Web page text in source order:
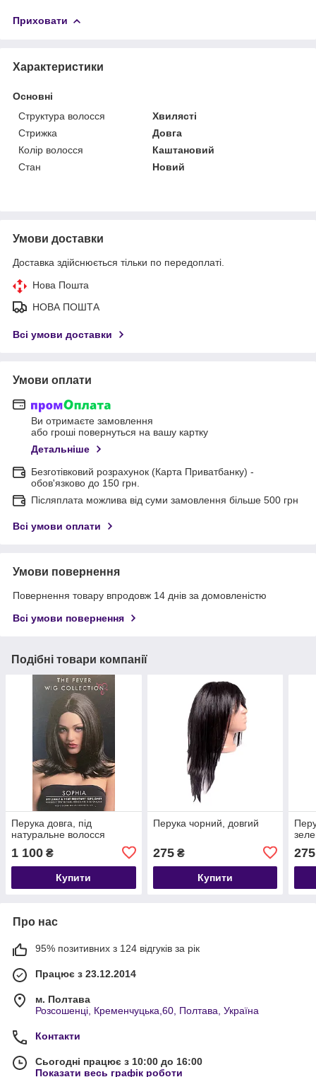
Приховати
Характеристики
Основні
Структура волосся
Хвилясті
Стрижка
Довга
Колір волосся
Каштановий
Стан
Новий
Умови доставки
Доставка здійснюється тільки по передоплаті.
Нова Пошта
НОВА ПОШТА
Всі умови доставки
Умови оплати
Ви отримаєте замовлення
або гроші повернуться на вашу картку
Детальніше
Безготівковий розрахунок (Карта Приватбанку) -
обов'язково до 150 грн.
Післяплата можлива від суми замовлення більше 500 грн
Всі умови оплати
Умови повернення
Повернення товару впродовж 14 днів за домовленістю
Всі умови повернення
Подібні товари компанії
Перука довга, під
натуральне волосся
1 100 ₴
Купити
Перука чорний, довгий
275₴
Купити
275
Про нас
95% позитивних з 124 відгуків за рік
Працює з 23.12.2014
м. Полтава
Розсошенці, Кременчуцька,60, Полтава, Україна
Контакти
Сьогодні працює з 10:00 до 16:00
Показати весь графік роботи